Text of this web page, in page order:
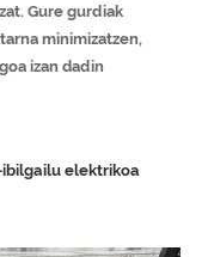
Gure gurdiak
minimizatzen,
izan dadin
ibilgailu elektrikoa